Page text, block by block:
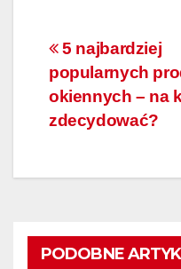
Nawigacja
wpisu
5 najbardziej
popularnych
okiennych – na
zdecydować?
PODOBNE